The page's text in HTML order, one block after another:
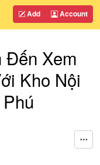
Add Account
Đến Xem
Kho Nội